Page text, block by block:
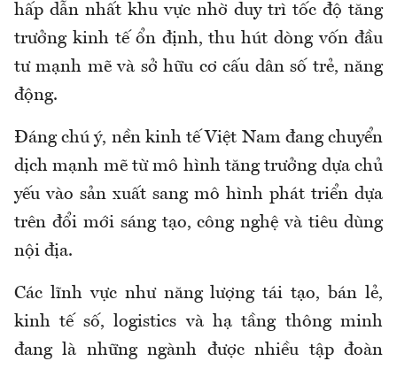
hấp dẫn nhất khu vực nhờ duy trì tốc độ tăng
trưởng kinh tế ổn định, thu hút dòng vốn đầu
tư mạnh mẽ và sở hữu cơ cấu dân số trẻ, năng
động.
Đáng chú ý, nền kinh tế Việt Nam đang chuyển
dịch mạnh mẽ từ mô hình tăng trưởng dựa chủ
yếu vào sản xuất sang mô hình phát triển dựa
trên đổi mới sáng tạo, công nghệ và tiêu dùng
nội địa.
Các lĩnh vực như năng lượng tái tạo, bán lẻ,
kinh tế số, logistics và hạ tầng thông minh
đang là những ngành được nhiều tập đoàn